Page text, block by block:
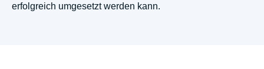
erfolgreich umgesetzt werden kann.